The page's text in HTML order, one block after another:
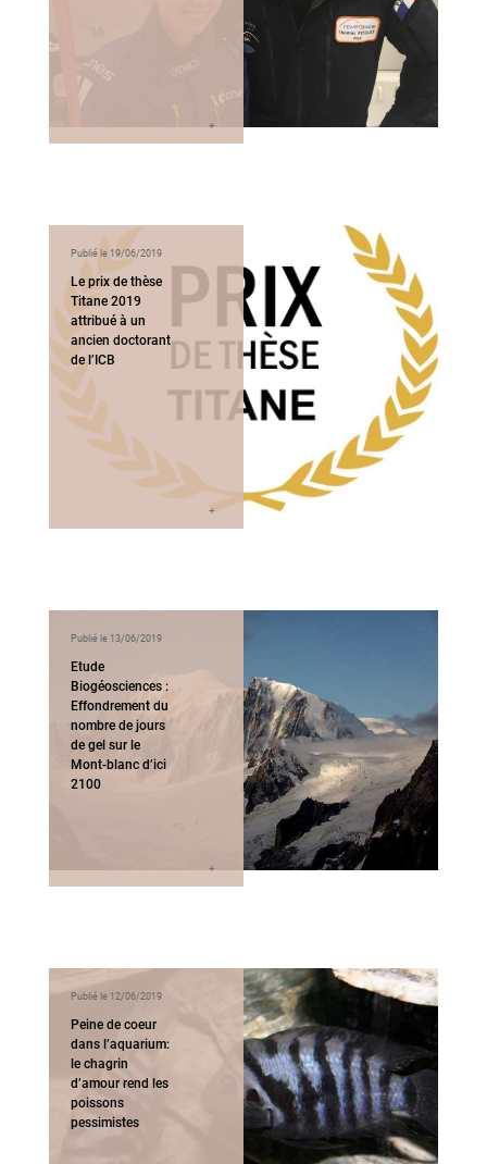
Publié le 19/06/2019
Le prix de thèse
Titane 2019
attribué à un
ancien doctorant
de l’ICB
Publié le 13/06/2019
Etude
Biogéosciences :
Effondrement du
nombre de jours
de gel sur le
Mont-blanc d’ici
2100
Publié le 12/06/2019
Peine de coeur
dans l’aquarium:
le chagrin
d’amour rend les
poissons
pessimistes